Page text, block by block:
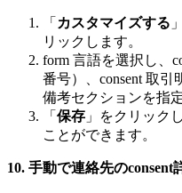
「 カスタマイズする
リックします。
form 言語を選択し、
番号）、consent 取引
備考セクションを指
「 保存 」をクリック
ことができます。
10. 手動で連絡先のconsent